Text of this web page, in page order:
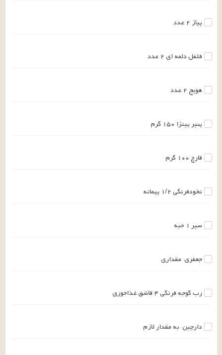
پیاز ۲ عدد
فلفل دلمه ای ۲ عدد
هویج ۲ عدد
پنیر پیتزا ۱۵۰ گرم
قارچ ۱۰۰ گرم
نخودفرنگی ۱/۲ پیمانه
سیر ۱ حبه
جعفری مقداری
رب گوجه فرنگی۴ قاشق غذاخوری
دارچین به مقدار لازم